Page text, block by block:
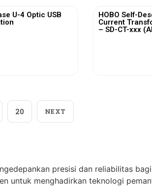
U-4 Optic USB
HOBO Self-
Current
– SD-CT-xxx
20 NEXT
presisi dan reliabilitas
untuk menghadirkan teknologi